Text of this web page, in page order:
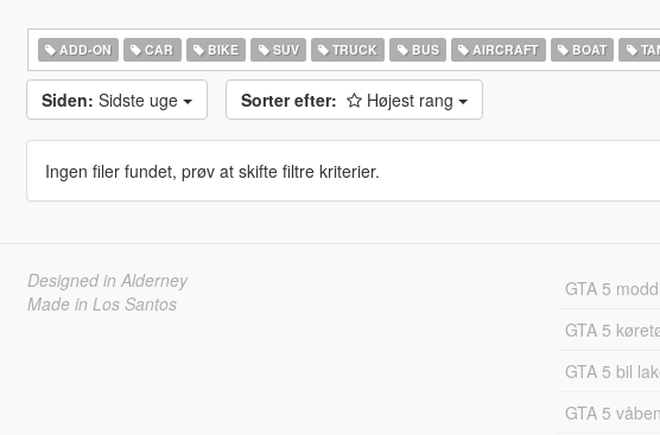
ADD-ON CAR BIKE SUV TRUCK BUS AIRCRAFT BOAT
Siden: Sidste uge Sorter efter: Højest rang
Ingen filer fundet, prøv at skifte filtre kriterier.
Designed in Alderney
Made in Los Santos
GTA 5
GTA 5
GTA 5 bil
GTA 5